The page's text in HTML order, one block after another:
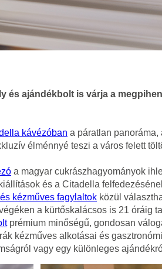
és ajándékbolt is várja a
kávézóban a páratlan panoráma,
élménnyé teszi a város felett
a magyar cukrászhagyományok
és a Citadella
kézműves fagylaltok közül
a kürtőskalácsos is 21 óráig
prémium minőségű, gondosan
kézműves alkotásai és
vagy egy különleges